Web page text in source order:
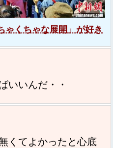
ゃくちゃな展開」が好き
いいんだ・・
くてよかったと心底